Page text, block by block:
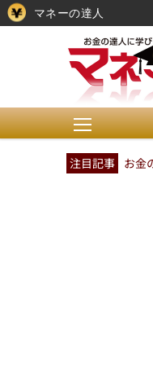
注目記事 お金
マネーの達人